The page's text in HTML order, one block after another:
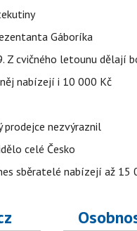
Gáboríka
Z cvičného letounu dělají
nabízejí i 10 000 Kč
prodejce nezvýraznil
celé Česko
sběratelé nabízejí až 15